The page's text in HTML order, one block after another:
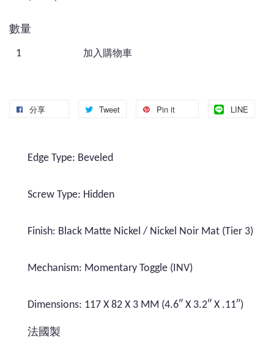
數量
加入購物車
分享 Tweet Pin it LINE
Edge Type: Beveled
Screw Type: Hidden
Finish: Black Matte Nickel / Nickel Noir Mat (Tier 3)
Mechanism: Momentary Toggle (INV)
Dimensions: 117 X 82 X 3 MM (4.6″ X 3.2″ X .11″)
法國製